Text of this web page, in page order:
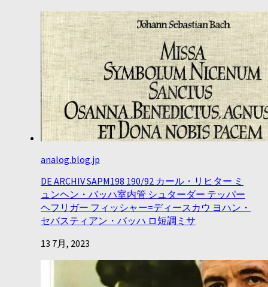
analog.blog.jp
DE ARCHIV SAPM198 190/92 カール・リヒター ミ
ュンヘン・バッハ室内管 シュターダー テッパー
ヘフリガー フィッシャー=ディースカウ ヨハン・
セバスティアン・バッハ ロ短調ミサ
13 7月, 2023